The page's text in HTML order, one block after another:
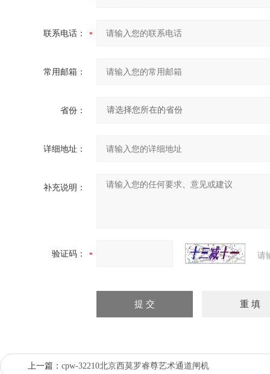
联系电话：
常用邮箱：
省份：
详细地址：
补充说明：
验证码： 请
上一篇： cpw-32210北京西莫罗睿尊艺术通道闸机